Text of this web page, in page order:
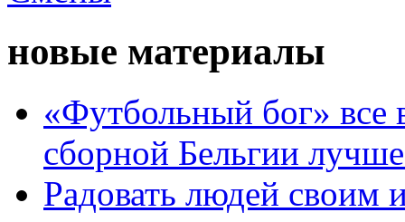
новые материалы
«Футбольный бог» все
сборной Бельгии
Радовать людей своим